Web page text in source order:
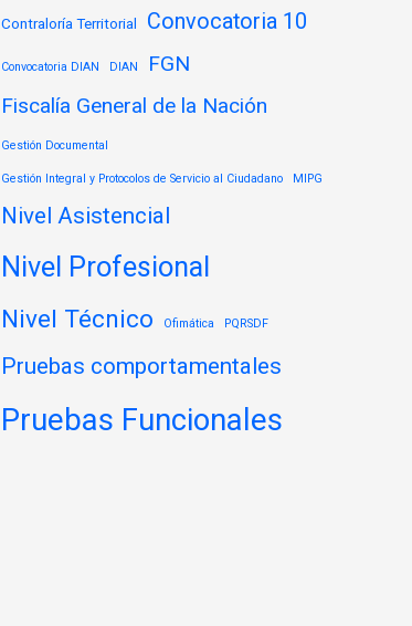
Contraloría Territorial Convocatoria 10
Convocatoria DIAN DIAN
FGN
Fiscalía General de la Nación
Gestión Documental
Gestión Integral y Protocolos de Servicio al Ciudadano MIPG
Nivel Asistencial
Nivel Profesional
Nivel Técnico Ofimática PQRSDF
Pruebas comportamentales
Pruebas Funcionales